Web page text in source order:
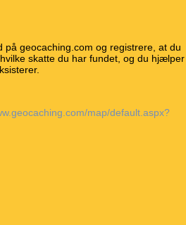
geocaching.com og registrere, at du
skatte du har fundet, og du hjælper
map/default.aspx?